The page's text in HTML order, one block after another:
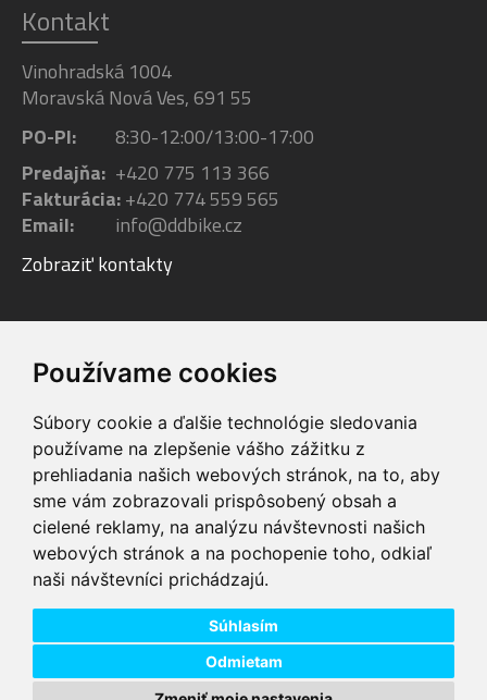
Používame cookies
Súbory cookie a ďalšie technológie sledovania
používame na zlepšenie vášho zážitku z
prehliadania našich webových stránok, na to, aby
sme vám zobrazovali prispôsobený obsah a
cielené reklamy, na analýzu návštevnosti našich
webových stránok a na pochopenie toho, odkiaľ
naši návštevníci prichádzajú.
Súhlasím
Odmietam
Kontakt
Vinohradská 1004
Moravská Nová Ves, 691 55
PO-PI:
8:30-12:00/13:00-17:00
Predajňa: +420 775 113 366
Fakturácia:+420 774 559 565
Email:
info@ddbike.cz
Zobraziť kontakty
Facebook Instagram
VIP servis
na zakúpené
elektrobicykle
Testovacia trať
možnosť vyskúšať si
elektrobicykle
Doprava ZADARMO
pre objednávky nad tovar skladom pri